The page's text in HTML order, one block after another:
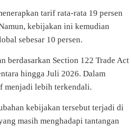
tarif rata-rata 19 persen
kebijakan ini kemudian
sebesar 10 persen.
berdasarkan Section 122 Trade Act
hingga Juli 2026. Dalam
menjadi lebih terkendali.
kebijakan tersebut terjadi di
masih menghadapi tantangan